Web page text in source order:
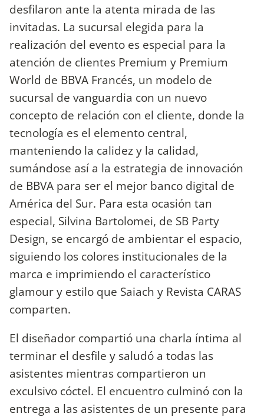
desfilaron ante la atenta mirada de las
invitadas. La sucursal elegida para la
realización del evento es especial para la
atención de clientes Premium y Premium
World de BBVA Francés, un modelo de
sucursal de vanguardia con un nuevo
concepto de relación con el cliente, donde la
tecnología es el elemento central,
manteniendo la calidez y la calidad,
sumándose así a la estrategia de innovación
de BBVA para ser el mejor banco digital de
América del Sur. Para esta ocasión tan
especial, Silvina Bartolomei, de SB Party
Design, se encargó de ambientar el espacio,
siguiendo los colores institucionales de la
marca e imprimiendo el característico
glamour y estilo que Saiach y Revista CARAS
comparten.
El diseñador compartió una charla íntima al
terminar el desfile y saludó a todas las
asistentes mientras compartieron un
exculsivo cóctel. El encuentro culminó con la
entrega a las asistentes de un presente para